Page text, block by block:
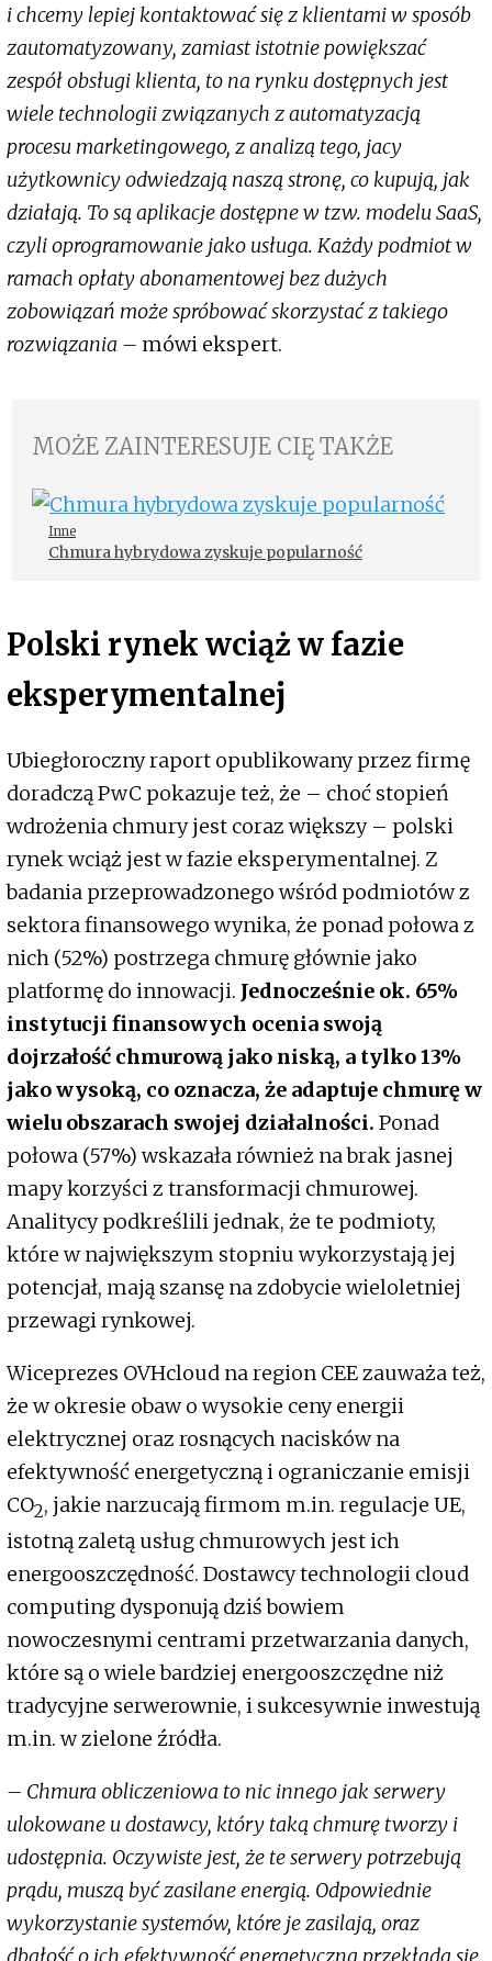
i chcemy lepiej kontaktować się z klientami w sposób
zautomatyzowany, zamiast istotnie powiększać
zespół obsługi klienta, to na rynku dostępnych jest
wiele technologii związanych z automatyzacją
procesu marketingowego, z analizą tego, jacy
użytkownicy odwiedzają naszą stronę, co kupują, jak
działają. To są aplikacje dostępne w tzw. modelu SaaS,
czyli oprogramowanie jako usługa. Każdy podmiot w
ramach opłaty abonamentowej bez dużych
zobowiązań może spróbować skorzystać z takiego
rozwiązania – mówi ekspert.
MOŻE ZAINTERESUJE CIĘ TAKŻE
Inne
Chmura hybrydowa zyskuje popularność
Polski rynek wciąż w fazie
eksperymentalnej
Ubiegłoroczny raport opublikowany przez firmę
doradczą PwC pokazuje też, że – choć stopień
wdrożenia chmury jest coraz większy – polski
rynek wciąż jest w fazie eksperymentalnej. Z
badania przeprowadzonego wśród podmiotów z
sektora finansowego wynika, że ponad połowa z
nich (52%) postrzega chmurę głównie jako
platformę do innowacji. Jednocześnie ok. 65%
instytucji finansowych ocenia swoją
dojrzałość chmurową jako niską, a tylko 13%
jako wysoką, co oznacza, że adaptuje chmurę w
wielu obszarach swojej działalności. Ponad
połowa (57%) wskazała również na brak jasnej
mapy korzyści z transformacji chmurowej.
Analitycy podkreślili jednak, że te podmioty,
które w największym stopniu wykorzystają jej
potencjał, mają szansę na zdobycie wieloletniej
przewagi rynkowej.
Wiceprezes OVHcloud na region CEE zauważa też,
że w okresie obaw o wysokie ceny energii
elektrycznej oraz rosnących nacisków na
efektywność energetyczną i ograniczanie emisji
CO2, jakie narzucają firmom m.in. regulacje UE,
istotną zaletą usług chmurowych jest ich
energooszczędność. Dostawcy technologii cloud
computing dysponują dziś bowiem
nowoczesnymi centrami przetwarzania danych,
które są o wiele bardziej energooszczędne niż
tradycyjne serwerownie, i sukcesywnie inwestują
m.in. w zielone źródła.
– Chmura obliczeniowa to nic innego jak serwery
ulokowane u dostawcy, który taką chmurę tworzy i
udostępnia. Oczywiste jest, że te serwery potrzebują
prądu, muszą być zasilane energią. Odpowiednie
wykorzystanie systemów, które je zasilają, oraz
dbałość o ich efektywność energetyczną przekłada się